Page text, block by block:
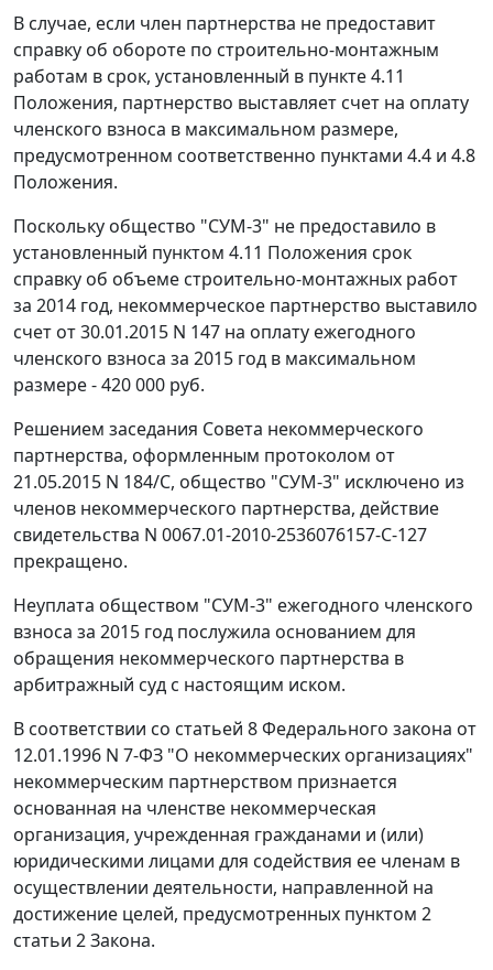
В случае, если член партнерства не предоставит
справку об обороте по строительно-монтажным
работам в срок, установленный в пункте 4.11
Положения, партнерство выставляет счет на оплату
членского взноса в максимальном размере,
предусмотренном соответственно пунктами 4.4 и 4.8
Положения.
Поскольку общество "СУМ-3" не предоставило в
установленный пунктом 4.11 Положения срок
справку об объеме строительно-монтажных работ
за 2014 год, некоммерческое партнерство выставило
счет от 30.01.2015 N 147 на оплату ежегодного
членского взноса за 2015 год в максимальном
размере - 420 000 руб.
Решением заседания Совета некоммерческого
партнерства, оформленным протоколом от
21.05.2015 N 184/С, общество "СУМ-3" исключено из
членов некоммерческого партнерства, действие
свидетельства N 0067.01-2010-2536076157-С-127
прекращено.
Неуплата обществом "СУМ-3" ежегодного членского
взноса за 2015 год послужила основанием для
обращения некоммерческого партнерства в
арбитражный суд с настоящим иском.
В соответствии со статьей 8 Федерального закона от
12.01.1996 N 7-ФЗ "О некоммерческих организациях"
некоммерческим партнерством признается
основанная на членстве некоммерческая
организация, учрежденная гражданами и (или)
юридическими лицами для содействия ее членам в
осуществлении деятельности, направленной на
достижение целей, предусмотренных пунктом 2
статьи 2 Закона.